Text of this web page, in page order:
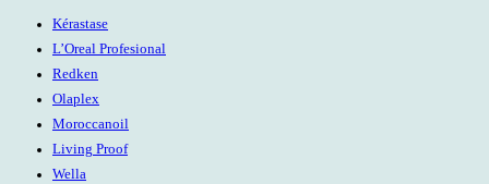
Kérastase
L’Oreal Profesional
Redken
Olaplex
Moroccanoil
Living Proof
Wella